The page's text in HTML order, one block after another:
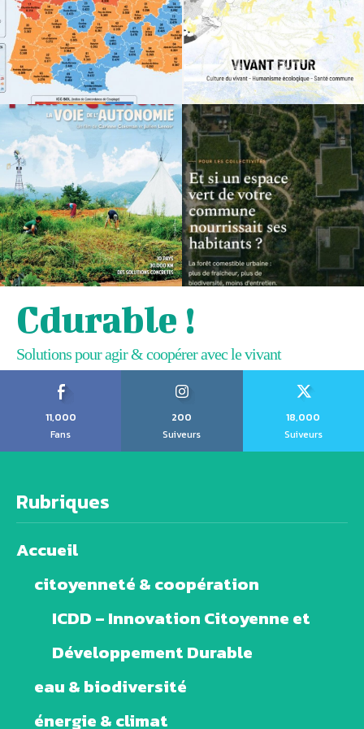
Cdurable !
Solutions pour agir & coopérer avec le vivant
11,000
Fans
200
Suiveurs
18,000
Suiveurs
Rubriques
Accueil
citoyenneté & coopération
ICDD – Innovation Citoyenne et
Développement Durable
eau & biodiversité
énergie & climat